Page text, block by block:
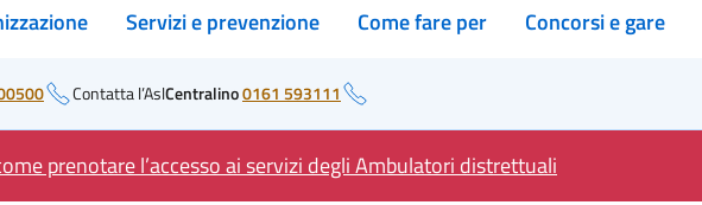
Servizi e prevenzione Come fare per Concorsi e gare
Contatta l’AslCentralino0161 593111
prenotare l’accesso ai servizi degli Ambulatori distrettuali